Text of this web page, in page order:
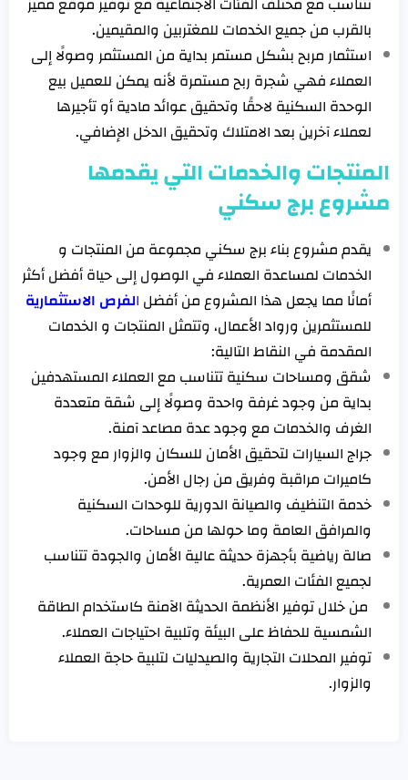
بالقرب من جميع الخدمات للمغتربين والمقيمين.
استثمار مربح بشكل مستمر بداية من المستثمر وصولًا إلى
العملاء فهي شجرة ربح مستمرة لأنه يمكن للعميل بيع
الوحدة السكنية لاحقًا وتحقيق عوائد مادية أو تأجيرها
لعملاء آخرين بعد الامتلاك وتحقيق الدخل الإضافي.
المنتجات والخدمات التي يقدمها
مشروع برج سكني
يقدم مشروع بناء برج سكني مجموعة من المنتجات و
الخدمات لمساعدة العملاء في الوصول إلى حياة أفضل أكثر
أمانًا مما يجعل هذا المشروع من أفضل الفرص الاستثمارية
للمستثمرين ورواد الأعمال، وتتمثل المنتجات و الخدمات
المقدمة في النقاط التالية:
شقق ومساحات سكنية تتناسب مع العملاء المستهدفين
بداية من وجود غرفة واحدة وصولًا إلى شقة متعددة
الغرف والخدمات مع وجود عدة مصاعد آمنة.
جراج السيارات لتحقيق الأمان للسكان والزوار مع وجود
كاميرات مراقبة وفريق من رجال الأمن.
خدمة التنظيف والصيانة الدورية للوحدات السكنية
والمرافق العامة وما حولها من مساحات.
صالة رياضية بأجهزة حديثة عالية الأمان والجودة تتناسب
لجميع الفئات العمرية.
من خلال توفير الأنظمة الحديثة الآمنة كاستخدام الطاقة
الشمسية للحفاظ على البيئة وتلبية احتياجات العملاء.
توفير المحلات التجارية والصيدليات لتلبية حاجة العملاء
والزوار.